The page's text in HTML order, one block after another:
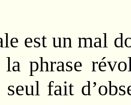
est un mal
phrase
seul fait